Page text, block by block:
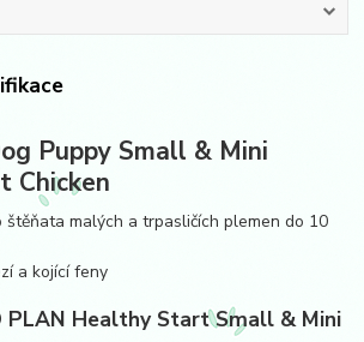
Puppy Small & Mini
Chicken
štěňata malých a trpasličích plemen do 10
a kojící feny
PLAN Healthy Start Small & Mini